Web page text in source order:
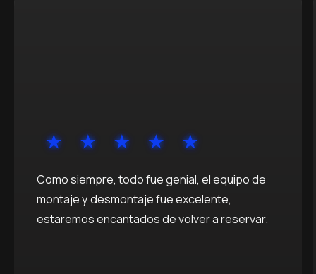
Como siempre, todo fue genial, el equipo de
montaje y desmontaje fue excelente,
estaremos encantados de volver a reservar.